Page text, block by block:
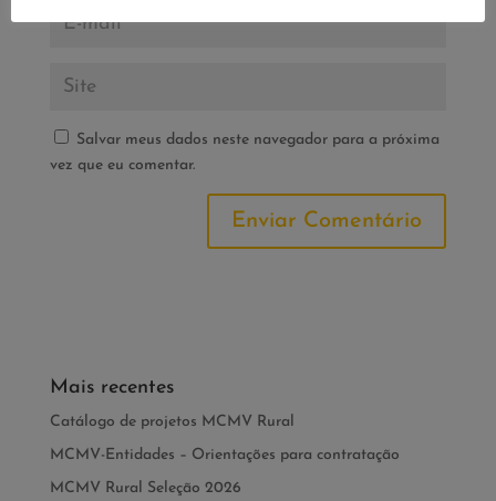
Salvar meus dados neste navegador para a próxima
vez que eu comentar.
Mais recentes
Catálogo de projetos MCMV Rural
MCMV-Entidades – Orientações para contratação
MCMV Rural Seleção 2026